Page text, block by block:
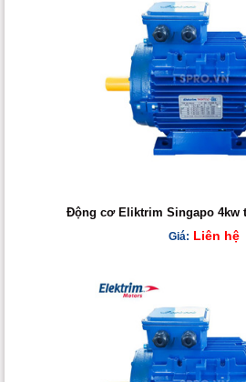
Động cơ Eliktrim Singapo 4kw
Giá: Liên hệ